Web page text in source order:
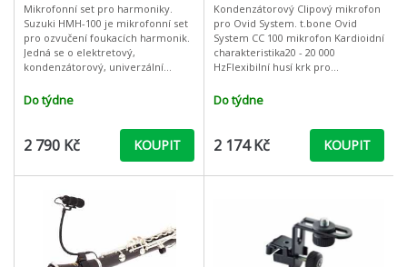
Mikrofonní set pro harmoniky.
Suzuki HMH-100 je mikrofonní set
pro ozvučení foukacích harmonik.
Jedná se o elektretový,
kondenzátorový, univerzální
všechny typy harmonik. Obsahuje
kompak
Do týdne
2 790 Kč KOUPIT
Kondenzátorový Clipový mikrofon
pro Ovid System. t.bone Ovid
System CC 100 mikrofon Kardioidní
charakteristika20 - 20 000
HzFlexibilní husí krk pro
nástroj3pinový mini XLR konektor
pro bezdráto
Do týdne
2 174 Kč KOUPIT